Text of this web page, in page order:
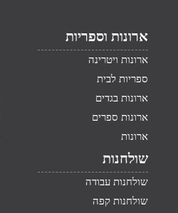
ארונות וספריות
ארונות ויטרינה
ספריות לבית
ארונות בגדים
ארונות ספרים
ארונות
שולחנות
שולחנות עבודה
שולחנות קפה